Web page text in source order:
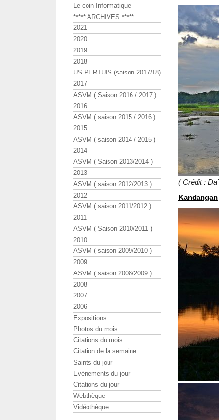
( Crédit :
Kandangan
Le coin Informatique
***** ARCHIVES *****
2021
2020
2019
2018
US PERTUIS (saison 2017/18)
2017
ASVM ( Saison 2016 / 2017 )
2016
ASVM ( saison 2015 / 2016 )
2015
ASVM ( saison 2014 / 2015 )
2014
ASVM ( Saison 2013/2014 )
2013
ASVM ( saison 2012/2013 )
2012
ASVM ( saison 2011/2012 )
2011
ASVM ( Saison 2010/2011 )
2010
ASVM ( saison 2009/2010 )
2009
ASVM ( saison 2008/2009 )
2008
2007
2006
Expositions
Photos du mois
Citations du mois
Citation de la semaine
Saints du jour
Evénements du jour
Citations du jour
Webthèque
Vidéothèque